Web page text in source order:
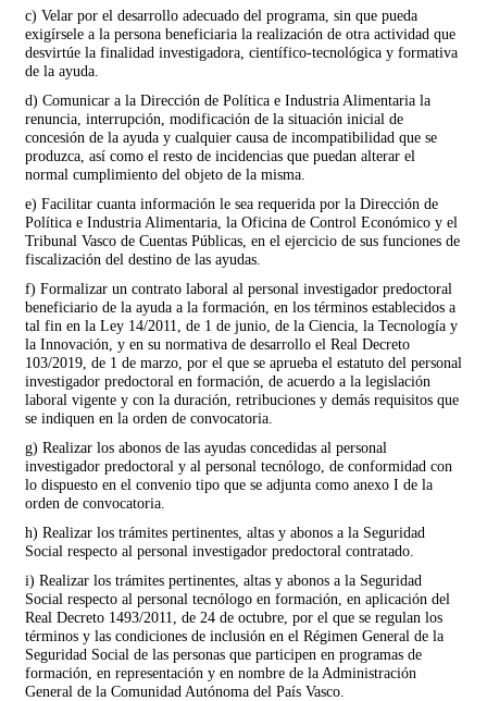
c) Velar por el desarrollo adecuado del programa, sin que pueda
exigírsele a la persona beneficiaria la realización de otra actividad que
desvirtúe la finalidad investigadora, científico-tecnológica y formativa
de la ayuda.
d) Comunicar a la Dirección de Política e Industria Alimentaria la
renuncia, interrupción, modificación de la situación inicial de
concesión de la ayuda y cualquier causa de incompatibilidad que se
produzca, así como el resto de incidencias que puedan alterar el
normal cumplimiento del objeto de la misma.
e) Facilitar cuanta información le sea requerida por la Dirección de
Política e Industria Alimentaria, la Oficina de Control Económico y el
Tribunal Vasco de Cuentas Públicas, en el ejercicio de sus funciones de
fiscalización del destino de las ayudas.
f) Formalizar un contrato laboral al personal investigador predoctoral
beneficiario de la ayuda a la formación, en los términos establecidos a
tal fin en la Ley 14/2011, de 1 de junio, de la Ciencia, la Tecnología y
la Innovación, y en su normativa de desarrollo el Real Decreto
103/2019, de 1 de marzo, por el que se aprueba el estatuto del personal
investigador predoctoral en formación, de acuerdo a la legislación
laboral vigente y con la duración, retribuciones y demás requisitos que
se indiquen en la orden de convocatoria.
g) Realizar los abonos de las ayudas concedidas al personal
investigador predoctoral y al personal tecnólogo, de conformidad con
lo dispuesto en el convenio tipo que se adjunta como anexo I de la
orden de convocatoria.
h) Realizar los trámites pertinentes, altas y abonos a la Seguridad
Social respecto al personal investigador predoctoral contratado.
i) Realizar los trámites pertinentes, altas y abonos a la Seguridad
Social respecto al personal tecnólogo en formación, en aplicación del
Real Decreto 1493/2011, de 24 de octubre, por el que se regulan los
términos y las condiciones de inclusión en el Régimen General de la
Seguridad Social de las personas que participen en programas de
formación, en representación y en nombre de la Administración
General de la Comunidad Autónoma del País Vasco.